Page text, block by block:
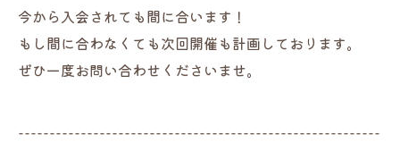
今から入会されても間に合います！
もし間に合わなくても次回開催も計画しております。
ぜひ一度お問い合わせくださいませ。
----------------------------------------------------------